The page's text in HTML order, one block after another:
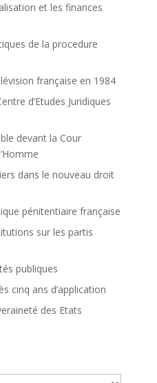
et les finances
de la procedure
française en 1984
d’Etudes Juridiques
devant la Cour
dans le nouveau droit
pénitentiaire française
sur les partis
publiques
cinq ans d’application
des Etats